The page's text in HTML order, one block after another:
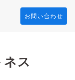
お問い合わせ
ス